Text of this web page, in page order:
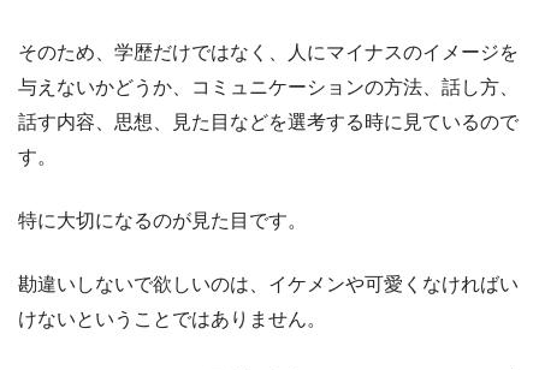
そのため、学歴だけではなく、人にマイナスのイメージを
与えないかどうか、コミュニケーションの方法、話し方、
話す内容、思想、見た目などを選考する時に見ているので
す。
特に大切になるのが見た目です。
勘違いしないで欲しいのは、イケメンや可愛くなければい
けないということではありません。